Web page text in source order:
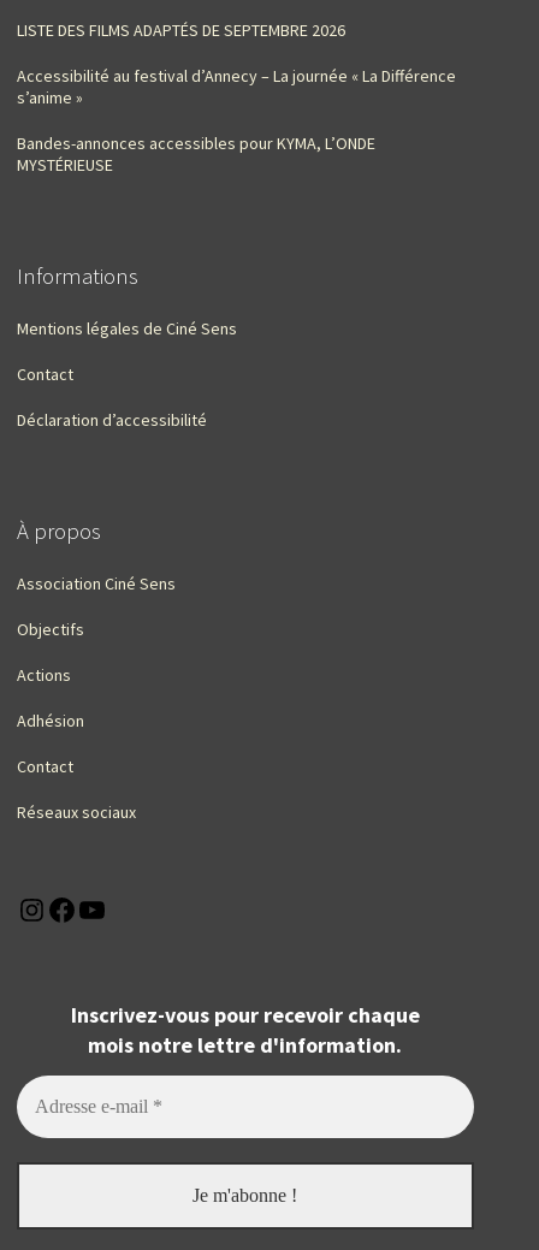
LISTE DES FILMS ADAPTÉS DE SEPTEMBRE 2026
Accessibilité au festival d’Annecy – La journée « La Différence
s’anime »
Bandes-annonces accessibles pour KYMA, L’ONDE
MYSTÉRIEUSE
Informations
Mentions légales de Ciné Sens
Contact
Déclaration d’accessibilité
À propos
Association Ciné Sens
Objectifs
Actions
Adhésion
Contact
Réseaux sociaux
Instagram
Facebook
Inscrivez-vous pour recevoir chaque
mois notre lettre d'information.